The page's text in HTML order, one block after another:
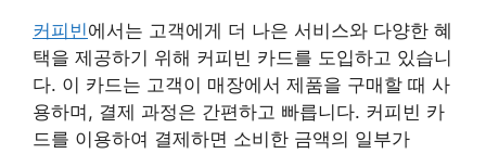
커피빈에서는 고객에게 더 나은 서비스와 다양한 혜
택을 제공하기 위해 커피빈 카드를 도입하고 있습니
다. 이 카드는 고객이 매장에서 제품을 구매할 때 사
용하며, 결제 과정은 간편하고 빠릅니다. 커피빈 카
드를 이용하여 결제하면 소비한 금액의 일부가